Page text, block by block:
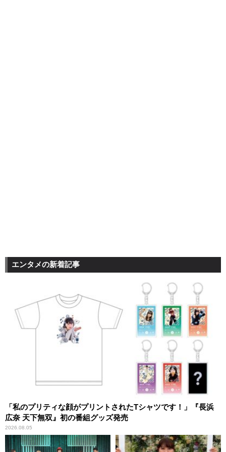
エンタメの新着記事
「私のプリティな顔がプリントされたTシャツです！」『長浜
広奈 天下無双』初の番組グッズ発売
2026.08.05